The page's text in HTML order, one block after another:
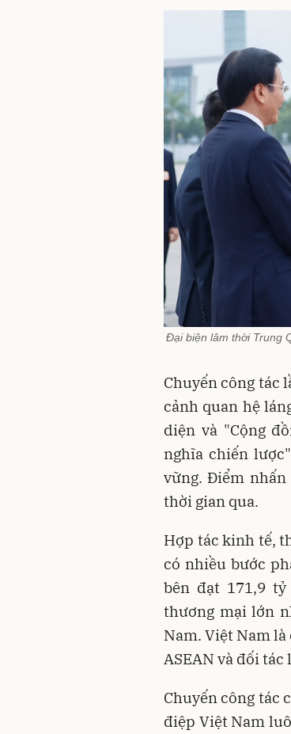
Đại biện lâm thời Trung
Chuyến công tác
cảnh quan hệ
diện và "Cộng
nghĩa chiến
vững. Điểm
thời gian qua.
Hợp tác kinh tế,
có nhiều bước
bên đạt 171,9
thương mại lớn
Nam. Việt Nam
ASEAN và đối
Chuyến công tác
điệp Việt Nam